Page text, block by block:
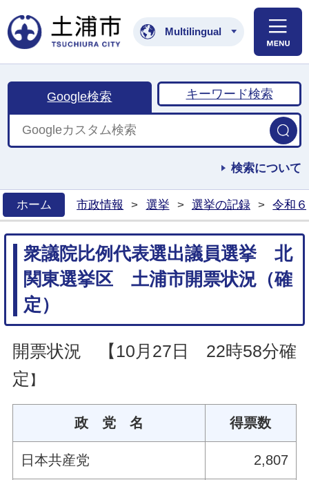
土浦市公式ホームペ
Multilingual
Google検索 キーワード検索
検索について
ホーム
市政情報 > 選挙 > 選挙の記録 > 令和
衆議院比例代表選出議員選挙 北
関東選挙区 土浦市開票状況（確
定）
開票状況 【10月27日 22時58分確
定 】
政 党 名 得票数
日本共産党 2,807